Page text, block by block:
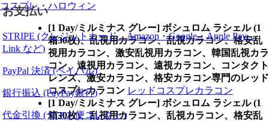
コスプレ・ハロウィン
[1 Day/ミルミナス グレー] ボシュロム ラシェル (1
箱30枚)、乱視用カラコン、乱視カラコン、格安乱
視用カラコン、激安乱視用カラコン、韓国乱視カラ
コン、遠視用カラコン、遠視カラコン、コンタクト
レンズ、激安カラコン、格安カラコン専門のレッド
コスプレカラコン レッドコスプレカラコン
[1 Day/ミルミナス グレー] ボシュロム ラシェル (1
箱30枚)、乱視用カラコン、乱視カラコン、格安乱
お支払い
STRIPE (クレジットカード、Amazon・Google・Apple Pay、
Link など)
PayPal 決済 (ペイパル)
銀行振込 (PayPay銀行)
代金引換 (ヤマト便コレクト)